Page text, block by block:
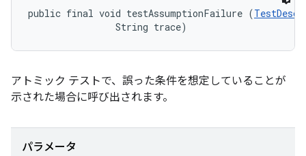
public final void testAssumptionFailure (
                String trace)
アトミック テストで、誤った条件を想定していることが
示された場合に呼び出されます。
パラメータ